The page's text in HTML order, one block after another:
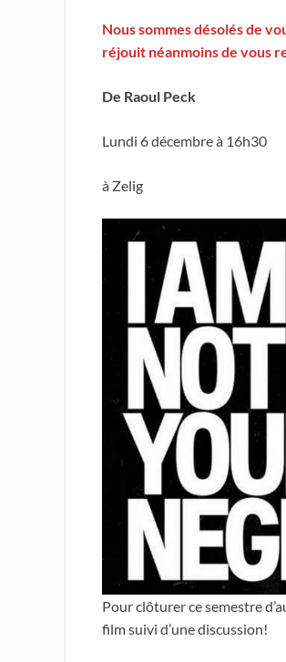
Nous sommes désolés de
réjouit néanmoins de vous
De Raoul Peck
Lundi 6 décembre à 16h30
à Zelig
Pour clôturer ce semestre
film suivi d’une discussion!